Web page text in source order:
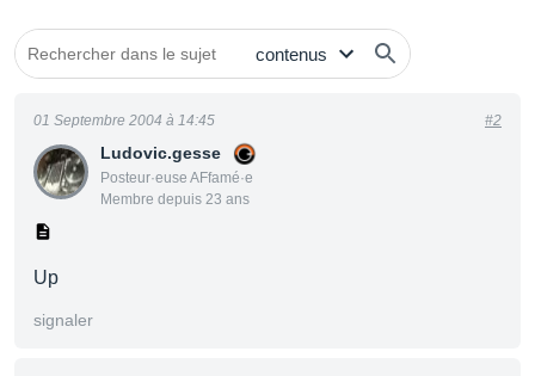
Ludovic.gesse
Posteur·euse AFfamé·e
Membre depuis 23 ans
01 Septembre 2004 à 14:45 #2
Up
signaler